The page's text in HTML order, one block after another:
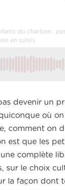
du charbon :
en sursis
devenir un
où
comment on
est que les
complète
sur le choix
la façon dont